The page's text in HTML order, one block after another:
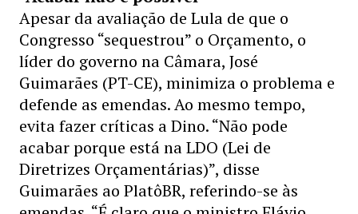
Apesar da avaliação de Lula de que o
Congresso “sequestrou” o Orçamento, o
líder do governo na Câmara, José
Guimarães (PT-CE), minimiza o problema e
defende as emendas. Ao mesmo tempo,
evita fazer críticas a Dino. “Não pode
acabar porque está na LDO (Lei de
Diretrizes Orçamentárias)”, disse
Guimarães ao PlatôBR, referindo-se às